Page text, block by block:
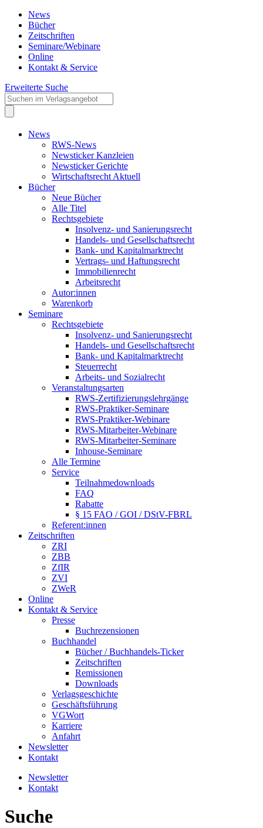
News
Bücher
Zeitschriften
Seminare/Webinare
Online
Kontakt & Service
Erweiterte Suche
News
RWS-News
Newsticker Kanzleien
Newsticker Gerichte
Wirtschaftsrecht Aktuell
Bücher
Neue Bücher
Alle Titel
Rechtsgebiete
Insolvenz- und Sanierungsrecht
Handels- und Gesellschaftsrecht
Bank- und Kapitalmarktrecht
Vertrags- und Haftungsrecht
Immobilienrecht
Arbeitsrecht
Autor:innen
Warenkorb
Seminare
Rechtsgebiete
Insolvenz- und Sanierungsrecht
Handels- und Gesellschaftsrecht
Bank- und Kapitalmarktrecht
Steuerrecht
Arbeits- und Sozialrecht
Veranstaltungsarten
RWS-Zertifizierungslehrgänge
RWS-Praktiker-Seminare
RWS-Praktiker-Webinare
RWS-Mitarbeiter-Webinare
RWS-Mitarbeiter-Seminare
Inhouse-Seminare
Alle Termine
Service
Teilnahmedownloads
FAQ
Rabatte
§ 15 FAO / GOI / DStV-FBRL
Referent:innen
Zeitschriften
ZRI
ZBB
ZfIR
ZVI
ZWeR
Online
Kontakt & Service
Presse
Buchrezensionen
Buchhandel
Bücher / Buchhandels-Ticker
Zeitschriften
Remissionen
Downloads
Verlagsgeschichte
Geschäftsführung
VGWort
Karriere
Anfahrt
Newsletter
Kontakt
Newsletter
Kontakt
Suche